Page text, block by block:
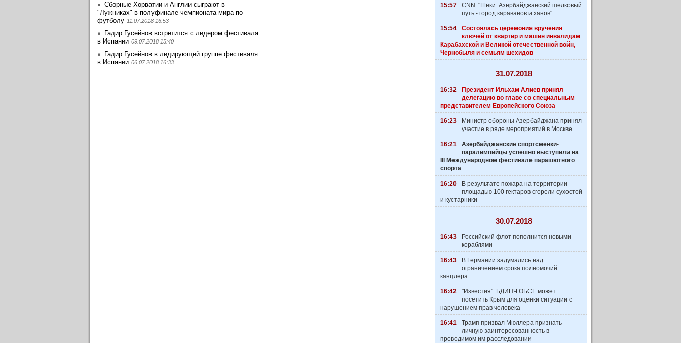
Сборные Хорватии и Англии сыграют в
"Лужниках" в полуфинале чемпионата мира по
футболу 11.07.2018 16:53
Гадир Гусейнов встретится с лидером фестиваля
в Испании 09.07.2018 15:40
Гадир Гусейнов в лидирующей группе фестиваля
в Испании 06.07.2018 16:33
15:57
CNN: "Шеки: Азербайджанский шелковый
путь - город караванов и ханов"
15:54
Состоялась церемония вручения
ключей от квартир и машин инвалидам
Карабахской и Великой отечественной войн,
Чернобыля и семьям шехидов
31.07.2018
16:32
Президент Ильхам Алиев принял
делегацию во главе со специальным
представителем Европейского Союза
16:23
Министр обороны Азербайджана принял
участие в ряде мероприятий в Москве
16:21
Азербайджанские спортсменки-
паралимпийцы успешно выступили на
III Международном фестивале парашютного
спорта
16:20
В результате пожара на территории
площадью 100 гектаров сгорели сухостой
и кустарники
30.07.2018
16:43
Российский флот пополнится новыми
кораблями
16:43
В Германии задумались над
ограничением срока полномочий
канцлера
16:42
"Известия": БДИПЧ ОБСЕ может
посетить Крым для оценки ситуации с
нарушением прав человека
16:41
Трамп призвал Мюллера признать
личную заинтересованность в
проводимом им расследовании